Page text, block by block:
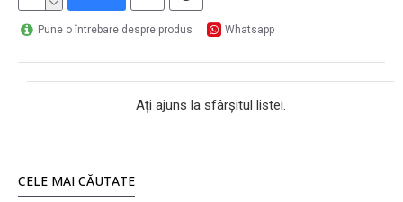
Pune o întrebare despre produs Whatsapp
Ați ajuns la sfârșitul listei.
CELE MAI CĂUTATE